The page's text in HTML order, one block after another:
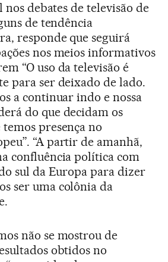
debates de televisão de
de tendência
responde que seguirá
nos meios informativos
“O uso da televisão é
para ser deixado de lado.
a continuar indo e nossa
do que decidam os
presença no
“A partir de amanhã,
confluência política com
sul da Europa para dizer
ser uma colônia da
não se mostrou de
obtidos no